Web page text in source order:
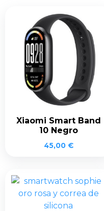
Xiaomi Smart Band
10 Negro
45,00 €
Audio
Accesorios
Garantía